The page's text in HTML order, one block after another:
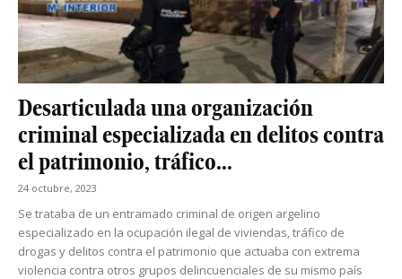
Desarticulada una organización
criminal especializada en delitos contra
el patrimonio, tráfico...
24 octubre, 2023
Se trataba de un entramado criminal de origen argelino
especializado en la ocupación ilegal de viviendas, tráfico de
drogas y delitos contra el patrimonio que actuaba con extrema
violencia contra otros grupos delincuenciales de su mismo país